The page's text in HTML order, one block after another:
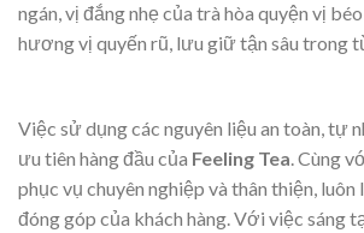
ngán, vị đắng nhẹ của trà hòa quyện vị
hương vị quyến rũ, lưu giữ tận sâu trong
Việc sử dụng các nguyên liệu an toàn, tự
ưu tiên hàng đầu của Feeling Tea. Cùng
phục vụ chuyên nghiệp và thân thiện, luôn
đóng góp của khách hàng. Với việc sáng